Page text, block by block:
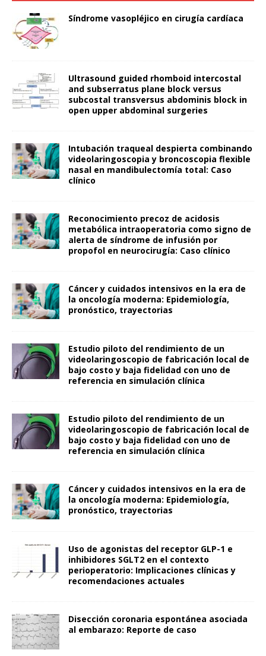
Síndrome vasopléjico en cirugía cardíaca
Ultrasound guided rhomboid intercostal
and subserratus plane block versus
subcostal transversus abdominis block in
open upper abdominal surgeries
Intubación traqueal despierta combinando
videolaringoscopia y broncoscopia flexible
nasal en mandibulectomía total: Caso
clínico
Reconocimiento precoz de acidosis
metabólica intraoperatoria como signo de
alerta de síndrome de infusión por
propofol en neurocirugía: Caso clínico
Cáncer y cuidados intensivos en la era de
la oncología moderna: Epidemiología,
pronóstico, trayectorias
Estudio piloto del rendimiento de un
videolaringoscopio de fabricación local de
bajo costo y baja fidelidad con uno de
referencia en simulación clínica
Estudio piloto del rendimiento de un
videolaringoscopio de fabricación local de
bajo costo y baja fidelidad con uno de
referencia en simulación clínica
Cáncer y cuidados intensivos en la era de
la oncología moderna: Epidemiología,
pronóstico, trayectorias
Uso de agonistas del receptor GLP-1 e
inhibidores SGLT2 en el contexto
perioperatorio: Implicaciones clínicas y
recomendaciones actuales
Disección coronaria espontánea asociada
al embarazo: Reporte de caso